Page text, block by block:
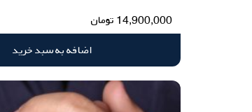
14,900,000 تومان
اضافه به سبد خرید